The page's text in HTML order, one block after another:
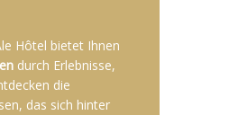
Hôtel bietet Ihnen
durch Erlebnisse,
die
das sich hinter